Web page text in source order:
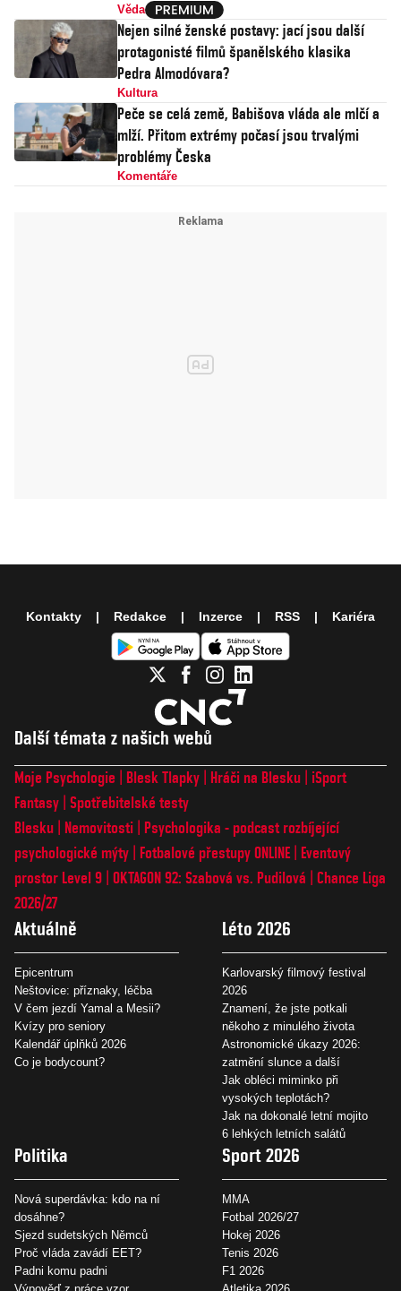
Věda
Nejen silné ženské postavy: jací jsou další
protagonisté filmů španělského klasika
Pedra Almodóvara?
Kultura
Peče se celá země, Babišova vláda ale mlčí a
mlží. Přitom extrémy počasí jsou trvalými
problémy Česka
Komentáře
Další témata z našich webů
Moje Psychologie Blesk Tlapky Hráči na Blesku
iSport
Fantasy Spotřebitelské testy
Blesku
Nemovitosti
Psychologika - podcast rozbíjející
psychologické mýty
Fotbalové přestupy ONLINE
Eventový
prostor Level 9 OKTAGON 92: Szabová vs. Pudilová
Chance Liga
2026/27
Aktuálně
Epicentrum
Neštovice: příznaky, léčba
V čem jezdí Yamal a Mesii?
Kvízy pro seniory
Kalendář úplňků 2026
Co je bodycount?
Léto 2026
Karlovarský filmový festival
2026
Znamení, že jste potkali
někoho z minulého života
Astronomické úkazy 2026:
zatmění slunce a další
Jak obléci miminko při
vysokých teplotách?
Jak na dokonalé letní mojito
6 lehkých letních salátů
Politika
Nová superdávka: kdo na ní
dosáhne?
Sjezd sudetských Němců
Proč vláda zavádí EET?
Padni komu padni
Sport 2026
MMA
Fotbal 2026/27
Hokej 2026
Tenis 2026
F1 2026
Kontakty Redakce Inzerce RSS Kariéra